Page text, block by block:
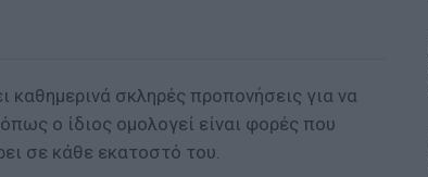
σκληρές προπονήσεις για να
ο ίδιος ομολογεί είναι φορές που
σε κάθε εκατοστό του.